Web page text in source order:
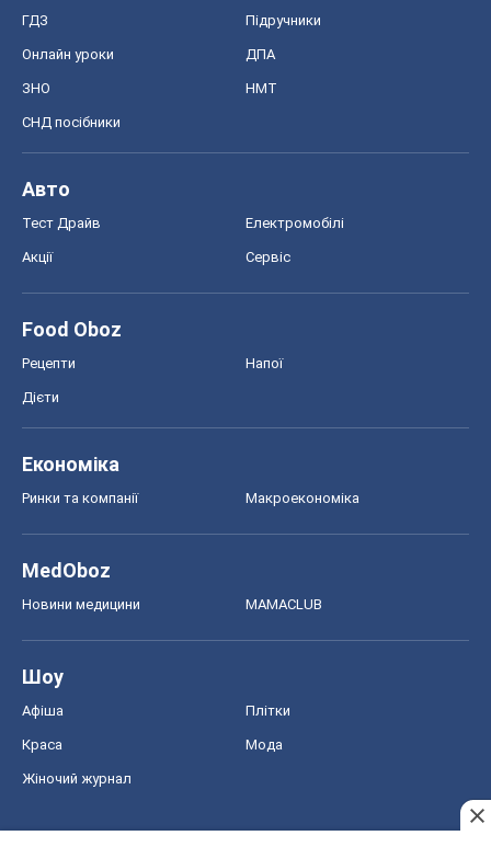
ГДЗ Підручники
Онлайн уроки ДПА
ЗНО НМТ
СНД посібники
Авто
Тест Драйв Електромобілі
Акції Сервіс
Food Oboz
Рецепти Напої
Дієти
Економіка
Ринки та компанії Макроекономіка
MedOboz
Новини медицини MAMACLUB
Шоу
Афіша Плітки
Краса Мода
Жіночий журнал